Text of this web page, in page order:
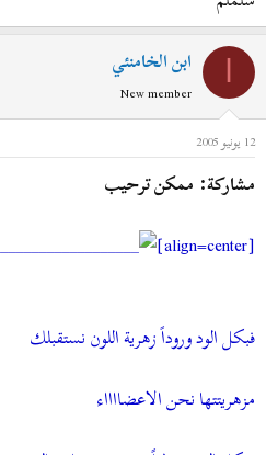
ابن الخامنئي
New member
12 يونيو 2005
مشاركة: ممكن ترحيب
[align=center]
فبكل الود وروداً زهرية اللون نستقبلك
مزهريتتها نحن الاعضااااء